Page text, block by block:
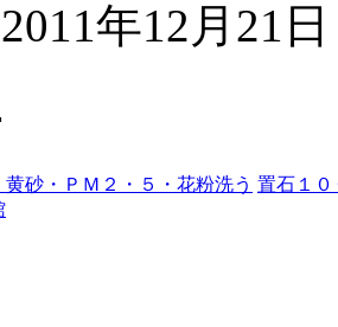
年12月21
砂・ＰＭ２・５・花粉洗う 置石１０